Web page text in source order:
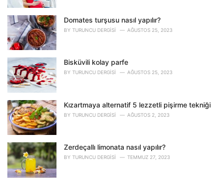
Domates turşusu nasıl yapılır?
BY TURUNCU DERGISI AĞUSTOS 25, 2023
Bisküvili kolay parfe
BY TURUNCU DERGISI AĞUSTOS 25, 2023
Kızartmaya alternatif 5 lezzetli pişirme tekniği
BY TURUNCU DERGISI AĞUSTOS 2, 2023
Zerdeçallı limonata nasıl yapılır?
BY TURUNCU DERGISI TEMMUZ 27, 2023